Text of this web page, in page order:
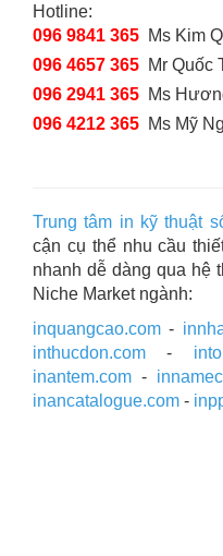
Hotline:
096 9841 365 Ms Kim
096 4657 365 Mr Quốc
096 2941 365 Ms
096 4212 365 Ms Mỹ
Trung tâm in kỹ thuật
cận cụ thể nhu cầu
nhanh dễ dàng qua hệ
Niche Market ngành:
inquangcao.com -
inthucdon.com -
inantem.com -
inancatalogue.com -